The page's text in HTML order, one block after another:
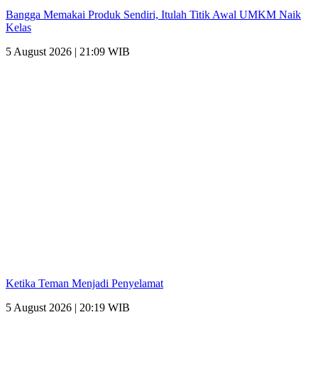
Bangga Memakai Produk Sendiri, Itulah Titik Awal UMKM Naik
Kelas
5 August 2026 | 21:09 WIB
Ketika Teman Menjadi Penyelamat
5 August 2026 | 20:19 WIB